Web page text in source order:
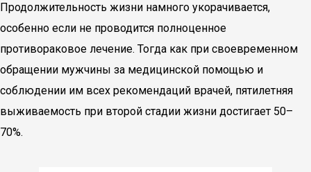
Продолжительность жизни намного укорачивается,
особенно если не проводится полноценное
противораковое лечение. Тогда как при своевременном
обращении мужчины за медицинской помощью и
соблюдении им всех рекомендаций врачей, пятилетняя
выживаемость при второй стадии жизни достигает 50–
70%.